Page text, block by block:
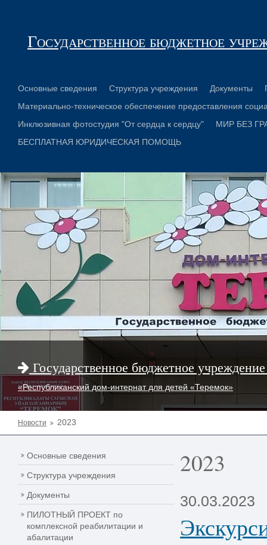
Государственное бюджетное
Основные сведения Структура учреждения Документы
Материально-техническое обеспечение предоставления
Инклюзивная фотостудия "От сердца к сердцу"
МИР БЕЗ
БЕСПЛАТНАЯ ЮРИДИЧЕСКАЯ ПОМОЩЬ
Государственное бюджетное
«Республиканский дом-интернат для детей «Теремок»
Новости 2023
Основные сведения
Структура учреждения
Документы
ПИЛОТНЫЙ ПРОЕКТ по
комплексной реабилитации и
абалитации
2023
30.03.2023